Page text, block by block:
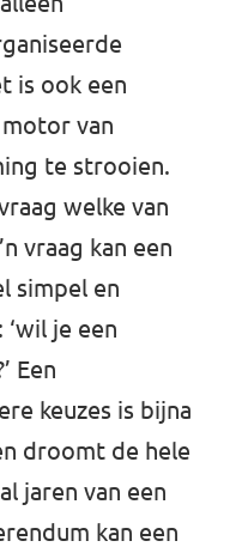
is ook een
van
te strooien.
welke van
vraag kan een
simpel en
je een
Een
keuzes is bijna
droomt de hele
jaren van een
kan een